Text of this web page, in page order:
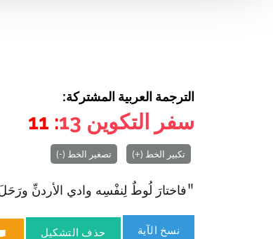
الترجمة العربية المشتركة:
سفر التكوين 13
: 11
تكبير الخط (+) تصغير الخط (-)
"فا‏ختارَ لُوطٌ لِنفْسِه وادي الأردنِّ ورَحَلَ
نسخ الآية حذف التشكيل